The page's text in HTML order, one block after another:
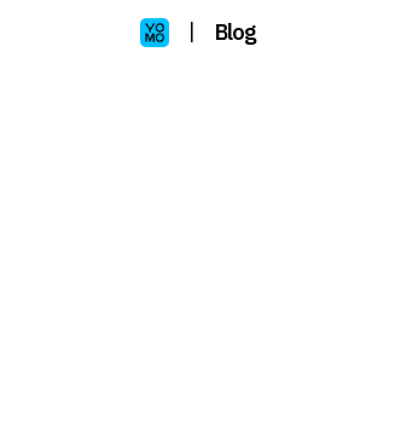
| Blog